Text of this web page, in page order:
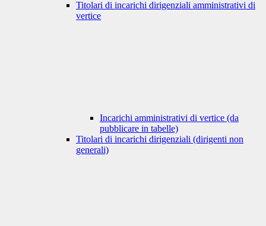
Titolari di incarichi dirigenziali amministrativi di
vertice
Incarichi amministrativi di vertice (da
pubblicare in tabelle)
Titolari di incarichi dirigenziali (dirigenti non
generali)